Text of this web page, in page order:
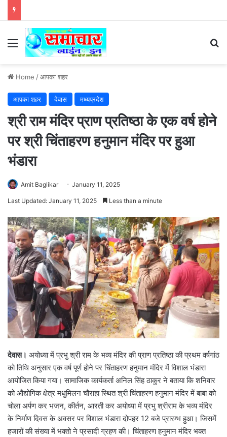
Menu
Home /आपका शहर
आपका शहर देवास मध्यप्रदेश
श्री राम मंदिर प्राण प्रतिष्ठा के एक वर्ष होने
पर श्री चिंताहरण हनुमान मंदिर पर हुआ
भंडारा
Amit Baglikar January 11, 2025
Last Updated: January 11, 2025 Less than a minute
देवास। अयोध्या में प्रभु श्री राम के भव्य मंदिर की प्राण प्रतिष्ठा की प्रथम वर्षगांठ
को तिथि अनुसार एक वर्ष पूर्ण होने पर चिंताहरण हनुमान मंदिर में विशाल भंडारा
आयोजित किया गया। सामाजिक कार्यकर्ता अनिल सिंह ठाकुर ने बताया कि शनिवार
को औद्योगिक क्षेत्र मधुमिलन चौराहा स्थित श्री चिंताहरण हनुमान मंदिर में बाबा को
चोला अर्पण कर भजन, कीर्तन, आरती कर अयोध्या में प्रभु श्रीराम के भव्य मंदिर
के निर्माण दिवस के अवसर पर विशाल भंडारा दोपहर 12 बजे प्रारम्भ हुआ। जिसमें
हजारों की संख्या में भक्तो ने प्रसादी ग्रहण की। चिंताहरण हनुमान मंदिर भक्त